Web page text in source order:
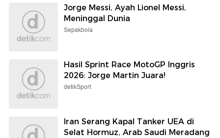
Jorge Messi, Ayah Lionel Messi,
Meninggal Dunia
Sepakbola
Hasil Sprint Race MotoGP Inggris
2026: Jorge Martin Juara!
detikSport
Iran Serang Kapal Tanker UEA di
Selat Hormuz, Arab Saudi Meradang